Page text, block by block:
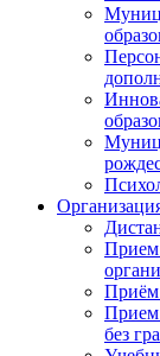
Прием
Приём
Прием
без